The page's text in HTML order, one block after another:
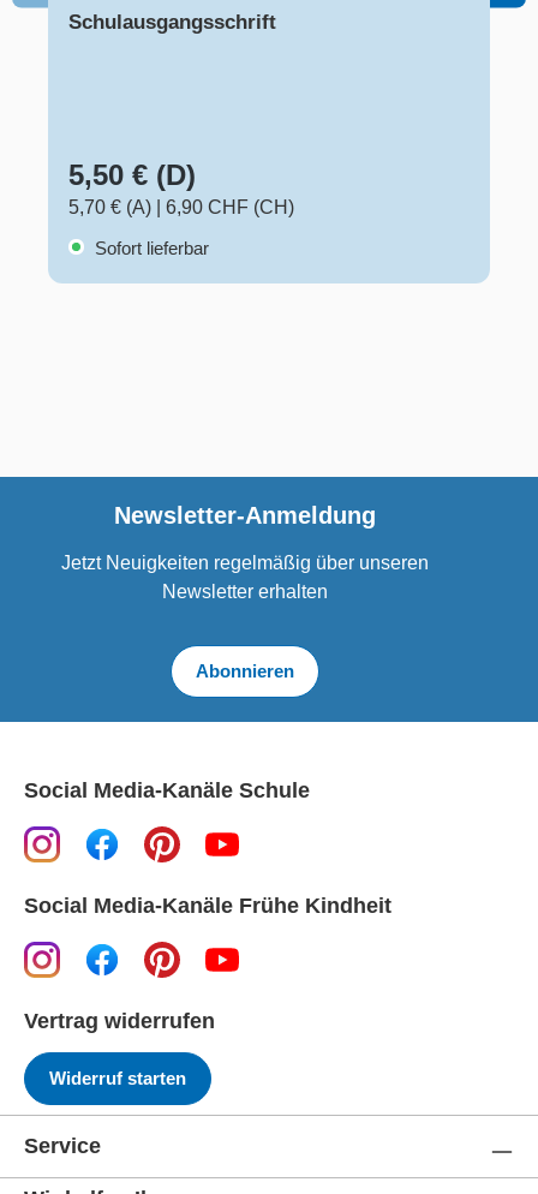
Schulausgangsschrift
5,50 € (D)
5,70 € (A)
6,90 CHF (CH)
Sofort lieferbar
Newsletter-Anmeldung
Jetzt Neuigkeiten regelmäßig über unseren
Newsletter erhalten
Abonnieren
Social Media-Kanäle Schule
Social Media-Kanäle Frühe Kindheit
Vertrag widerrufen
Widerruf starten
Service